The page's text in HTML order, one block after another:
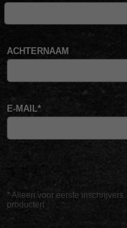
* Alleen voor eerste
producten
ACHTERNAAM
E-MAIL*